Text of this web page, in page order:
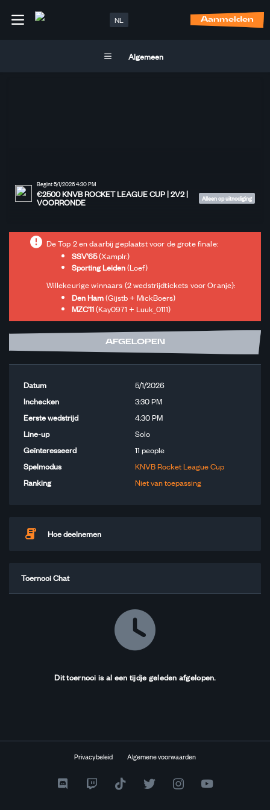
NL Aanmelden
Algemeen
Begint 5/1/2026 4:30 PM
€2500 KNVB ROCKET LEAGUE CUP | 2V2 |
VOORRONDE Alleen op uitnodiging
De Top 2 en daarbij geplaatst voor de grote finale:
SSV'65(Xamplr.)
Sporting Leiden(Loef)
Willekeurige winnaars (2 wedstrijdtickets voor Oranje):
Den Ham(Gijstb + MickBoers)
MZC'11(Kay0971 + Luuk_0111)
AFGELOPEN
Datum
5/1/2026
Inchecken
3:30 PM
Eerste wedstrijd
4:30 PM
Line-up
Solo
Geïnteresseerd
11 people
Spelmodus
KNVB Rocket League Cup
Ranking
Niet van toepassing
Hoe deelnemen
Toernooi Chat
Dit toernooi is al een tijdje geleden afgelopen.
Privacybeleid Algemene voorwaarden